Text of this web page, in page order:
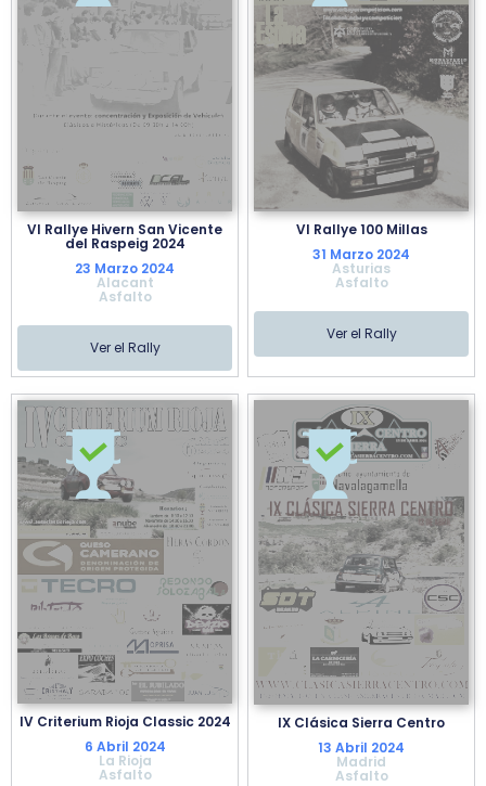
VI Rallye Hivern San Vicente
del Raspeig 2024
23 Marzo 2024
Alacant
Asfalto
Ver el Rally
VI Rallye 100 Millas
31 Marzo 2024
Asturias
Asfalto
Ver el Rally
IV Criterium Rioja Classic 2024
6 Abril 2024
La Rioja
Asfalto
IX Clásica Sierra Centro
13 Abril 2024
Madrid
Asfalto